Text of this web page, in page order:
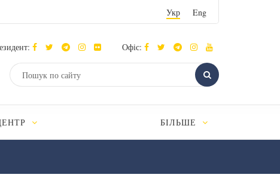
Укр Eng
Офіс:
БІЛЬШЕ